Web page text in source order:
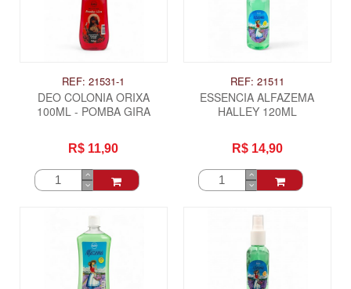
REF: 21531-1
DEO COLONIA ORIXA
100ML - POMBA GIRA
R$ 11,90
REF: 21511
ESSENCIA ALFAZEMA
HALLEY 120ML
R$ 14,90